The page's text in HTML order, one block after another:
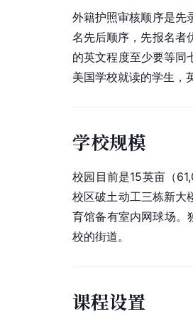
外籍护照审核顺序是先
名先后顺序，先报名者
的英文程度至少要等同
美国学校就读的学生，
学校规模
校园目前是15英亩（
校区破土动工三栋新大
育馆备有室内网球场。
校的街道。
课程设置